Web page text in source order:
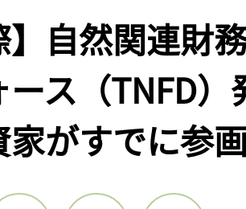
】自然関連財
ース（TNFD
家がすでに参